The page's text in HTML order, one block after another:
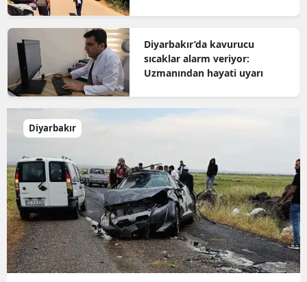
Diyarbakır’da kavurucu
sıcaklar alarm veriyor:
Uzmanından hayati uyarı
Diyarbakır